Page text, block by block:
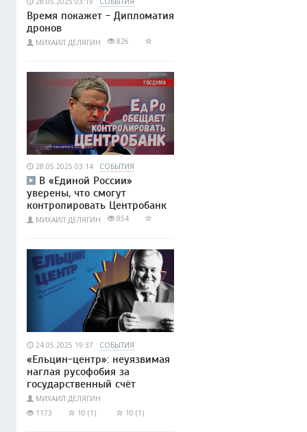
Время покажет - Дипломатия
дронов
МИХАИЛ ДЕЛЯГИН 826
28.05.2025 03:14 СОБЫТИЯ
В «Единой России»
уверены, что смогут
контролировать Центробанк
МИХАИЛ ДЕЛЯГИН 854
24.05.2025 19:37 СОБЫТИЯ
«Ельцин-центр»: неуязвимая
наглая русофобия за
государственный счёт
МИХАИЛ ДЕЛЯГИН
1173
10 (1) 10 (1)